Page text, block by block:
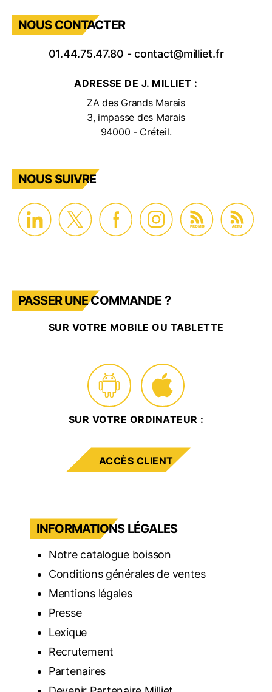
NOUS CONTACTER
01.44.75.47.80 -contact@milliet.fr
ADRESSE DE J. MILLIET :
ZA des Grands Marais
3, impasse des Marais
94000 - Créteil.
NOUS SUIVRE
PROMO ACTU
PASSER UNE COMMANDE ?
SUR VOTRE MOBILE OU TABLETTE
SUR VOTRE ORDINATEUR :
ACCÈS CLIENT
INFORMATIONS LÉGALES
Notre catalogue boisson
Conditions générales de ventes
Mentions légales
Presse
Lexique
Recrutement
Partenaires